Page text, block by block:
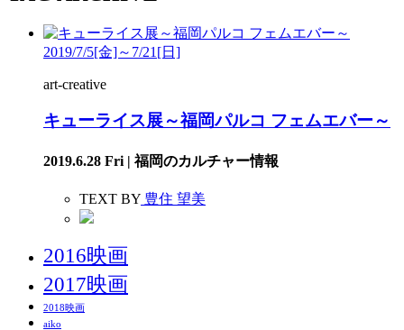
2019/7/5[金]～7/21[日]
art-creative
キューライス展～福岡パルコ フェムエバー～
2019.6.28 Fri | 福岡のカルチャー情報
TEXT BY 豊住 望美
2016映画
2017映画
2018映画
aiko